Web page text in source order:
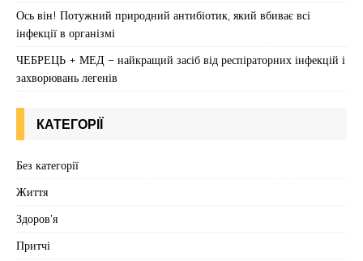
Ось він! Потужний природний антибіотик, який вбиває всі
інфекції в організмі
ЧЕБРЕЦЬ + МЕД – найкращий засіб від респіраторних інфекцій і
захворювань легенів
КАТЕГОРІЇ
Без категорії
Життя
Здоров'я
Притчі